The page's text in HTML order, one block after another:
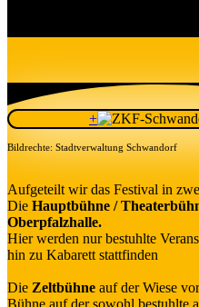
+
Bildrechte: Stadtverwaltung Schwandorf
Aufgeteilt wir das Festival in
Die Hauptbühne /
Oberpfalzhalle.
Hier werden nur bestuhlte
hin zu Kabarett stattfinden
Die Zeltbühne auf der Wiese
Bühne auf der sowohl bestuhlte